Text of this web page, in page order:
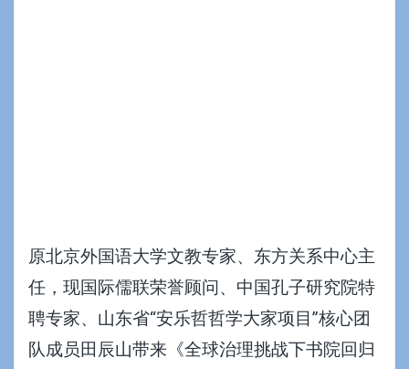
原北京外国语大学文教专家、东方关系中心主
任，现国际儒联荣誉顾问、中国孔子研究院特
聘专家、山东省“安乐哲哲学大家项目”核心团
队成员田辰山带来《全球治理挑战下书院回归